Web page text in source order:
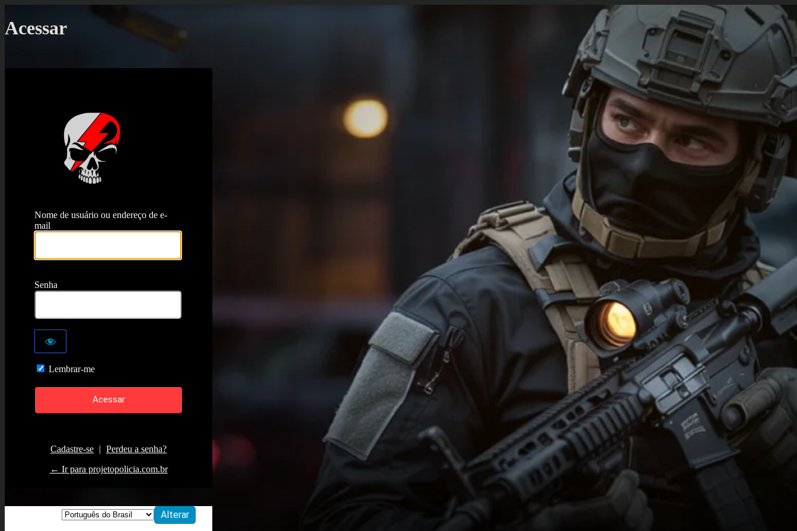
Acessar
https://projetopolicia.com.br
Nome de usuário ou endereço de e-
mail
Senha
Lembrar-me
Cadastre-se | Perdeu a senha?
← Ir para projetopolicia.com.br